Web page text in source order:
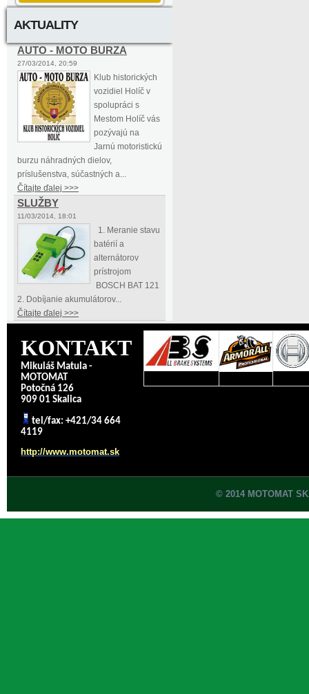
AKTUALITY
AUTO - MOTO BURZA
27/03/2014, 20:59
Klub historických
vozidiel Holíč v
spolupráci s
Mestom Holíč vás
pozývajú na
Jarnú motoristickú
burzu náhradných dielov,
príslušenstva, súčastných a...
Čítajte ďalej >>>
SLUŽBY
11/03/2014, 18:01
1. Meranie stavu
batérií a
alternátorov
prístrojom
BOSCH BAT 121
2. Dobíjanie akumulátorov...
Čítajte ďalej >>>
KONTAKT
Mikuláš Matula -
MOTOMAT
Potočná 126
909 01 Skalica
tel/fax: +421/34 664
4119
http://www.motomat.sk
© 2014